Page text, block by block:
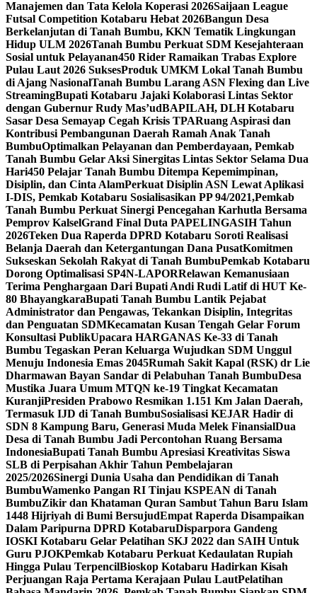
Manajemen dan Tata Kelola Koperasi 2026Saijaan League
Futsal Competition Kotabaru Hebat 2026Bangun Desa
Berkelanjutan di Tanah Bumbu, KKN Tematik Lingkungan
Hidup ULM 2026Tanah Bumbu Perkuat SDM Kesejahteraan
Sosial untuk Pelayanan450 Rider Ramaikan Trabas Explore
Pulau Laut 2026 SuksesProduk UMKM Lokal Tanah Bumbu
di Ajang NasionalTanah Bumbu Larang ASN Flexing dan Live
StreamingBupati Kotabaru Jajaki Kolaborasi Lintas Sektor
dengan Gubernur Rudy Mas’udBAPILAH, DLH Kotabaru
Sasar Desa Semayap Cegah Krisis TPARuang Aspirasi dan
Kontribusi Pembangunan Daerah Ramah Anak Tanah
BumbuOptimalkan Pelayanan dan Pemberdayaan, Pemkab
Tanah Bumbu Gelar Aksi Sinergitas Lintas Sektor Selama Dua
Hari450 Pelajar Tanah Bumbu Ditempa Kepemimpinan,
Disiplin, dan Cinta AlamPerkuat Disiplin ASN Lewat Aplikasi
I-DIS, Pemkab Kotabaru Sosialisasikan PP 94/2021,Pemkab
Tanah Bumbu Perkuat Sinergi Pencegahan Karhutla Bersama
Pemprov KalselGrand Final Duta PAPELINGASIH Tahun
2026Teken Dua Raperda DPRD Kotabaru Soroti Realisasi
Belanja Daerah dan Ketergantungan Dana PusatKomitmen
Sukseskan Sekolah Rakyat di Tanah BumbuPemkab Kotabaru
Dorong Optimalisasi SP4N-LAPORRelawan Kemanusiaan
Terima Penghargaan Dari Bupati Andi Rudi Latif di HUT Ke-
80 BhayangkaraBupati Tanah Bumbu Lantik Pejabat
Administrator dan Pengawas, Tekankan Disiplin, Integritas
dan Penguatan SDMKecamatan Kusan Tengah Gelar Forum
Konsultasi PublikUpacara HARGANAS Ke-33 di Tanah
Bumbu Tegaskan Peran Keluarga Wujudkan SDM Unggul
Menuju Indonesia Emas 2045Rumah Sakit Kapal (RSK) dr Lie
Dharmawan Bayan Sandar di Pelabuhan Tanah BumbuDesa
Mustika Juara Umum MTQN ke-19 Tingkat Kecamatan
KuranjiPresiden Prabowo Resmikan 1.151 Km Jalan Daerah,
Termasuk IJD di Tanah BumbuSosialisasi KEJAR Hadir di
SDN 8 Kampung Baru, Generasi Muda Melek FinansialDua
Desa di Tanah Bumbu Jadi Percontohan Ruang Bersama
IndonesiaBupati Tanah Bumbu Apresiasi Kreativitas Siswa
SLB di Perpisahan Akhir Tahun Pembelajaran
2025/2026Sinergi Dunia Usaha dan Pendidikan di Tanah
BumbuWamenko Pangan RI Tinjau KSPEAN di Tanah
BumbuZikir dan Khataman Quran Sambut Tahun Baru Islam
1448 Hijriyah di Bumi BersujudEmpat Raperda Disampaikan
Dalam Paripurna DPRD KotabaruDisparpora Gandeng
IOSKI Kotabaru Gelar Pelatihan SKJ 2022 dan SAIH Untuk
Guru PJOKPemkab Kotabaru Perkuat Kedaulatan Rupiah
Hingga Pulau TerpencilBioskop Kotabaru Hadirkan Kisah
Perjuangan Raja Pertama Kerajaan Pulau LautPelatihan